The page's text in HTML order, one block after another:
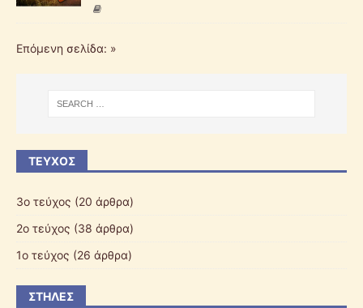
Επόμενη σελίδα: »
ΤΕΎΧΟΣ
3ο τεύχος (20 άρθρα)
2ο τεύχος (38 άρθρα)
1ο τεύχος (26 άρθρα)
ΣΤΉΛΕΣ